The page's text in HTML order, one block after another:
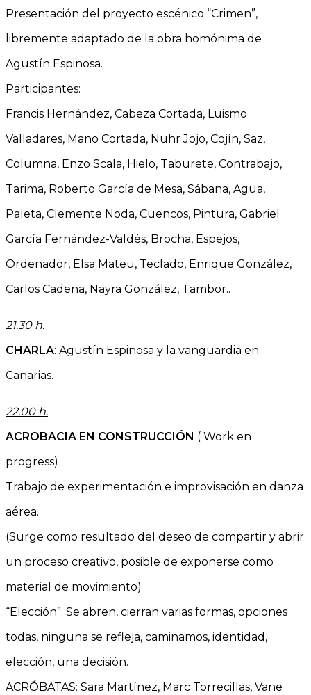
Presentación del proyecto escénico “Crimen”,
libremente adaptado de la obra homónima de
Agustín Espinosa.
Participantes:
Francis Hernández, Cabeza Cortada, Luismo
Valladares, Mano Cortada, Nuhr Jojo, Cojín, Saz,
Columna, Enzo Scala, Hielo, Taburete, Contrabajo,
Tarima, Roberto García de Mesa, Sábana, Agua,
Paleta, Clemente Noda, Cuencos, Pintura, Gabriel
García Fernández-Valdés, Brocha, Espejos,
Ordenador, Elsa Mateu, Teclado, Enrique González,
Carlos Cadena, Nayra González, Tambor..
21.30 h.
CHARLA: Agustín Espinosa y la vanguardia en
Canarias.
22.00 h.
ACROBACIA EN CONSTRUCCIÓN ( Work en
progress)
Trabajo de experimentación e improvisación en danza
aérea.
(Surge como resultado del deseo de compartir y abrir
un proceso creativo, posible de exponerse como
material de movimiento)
“Elección”: Se abren, cierran varias formas, opciones
todas, ninguna se refleja, caminamos, identidad,
elección, una decisión.
ACRÓBATAS: Sara Martínez, Marc Torrecillas, Vane